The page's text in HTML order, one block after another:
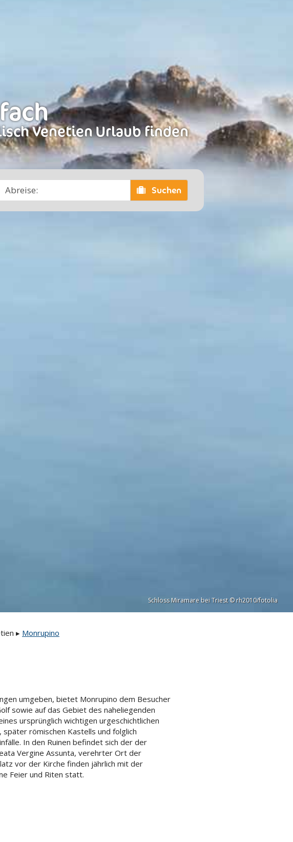
Schloss Miramare bei Triest © rh2010/fotolia
Venetien Urlaub finden
Abreise: Suchen
▸ Monrupino
umgeben, bietet Monrupino dem Besucher
sowie auf das Gebiet des naheliegenden
ursprünglich wichtigen urgeschichtlichen
römischen Kastells und folglich
In den Ruinen befindet sich der der
Vergine Assunta, verehrter Ort der
vor der Kirche finden jährlich mit der
Feier und Riten statt.